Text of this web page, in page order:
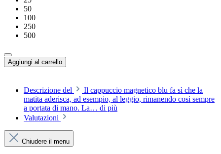
50
100
250
500
Aggiungi al carrello
Descrizione del
Il cappuccio magnetico blu fa sì che la
matita aderisca, ad esempio, al leggio, rimanendo così sempre
a portata di mano. La… di più
Valutazioni
Chiudere il menu